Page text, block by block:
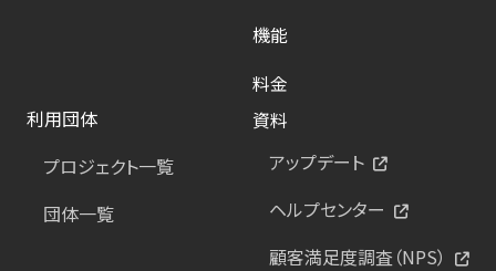
機能
料金
利用団体
プロジェクト一覧
団体一覧
資料
アップデート
ヘルプセンター
顧客満足度調査（NPS）